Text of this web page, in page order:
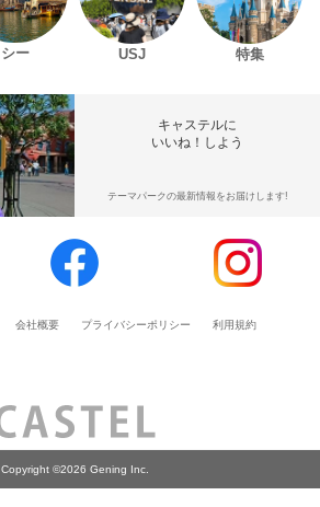
シー USJ 特集
キャステルに
いいね！しよう
テーマパークの最新情報をお届けします!
会社概要 プライバシーポリシー 利用規約
Copyright ©2026 Gening Inc.